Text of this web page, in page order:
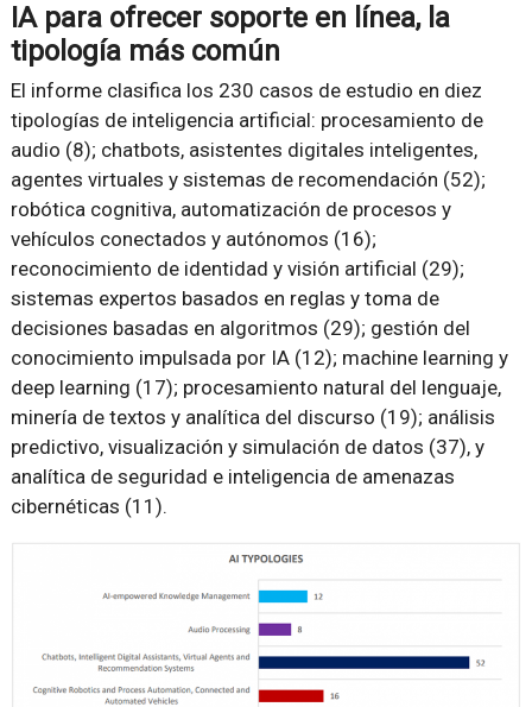
IA para ofrecer soporte en línea, la
tipología más común
El informe clasifica los 230 casos de estudio en diez
tipologías de inteligencia artificial: procesamiento de
audio (8); chatbots, asistentes digitales inteligentes,
agentes virtuales y sistemas de recomendación (52);
robótica cognitiva, automatización de procesos y
vehículos conectados y autónomos (16);
reconocimiento de identidad y visión artificial (29);
sistemas expertos basados en reglas y toma de
decisiones basadas en algoritmos (29); gestión del
conocimiento impulsada por IA (12); machine learning y
deep learning (17); procesamiento natural del lenguaje,
minería de textos y analítica del discurso (19); análisis
predictivo, visualización y simulación de datos (37), y
analítica de seguridad e inteligencia de amenazas
cibernéticas (11).